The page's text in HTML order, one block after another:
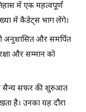
में एक महत्वपूर्ण
में कैडेट्स भाग लेंगे।
अनुशासित और समर्पित
और सम्मान को
सैन्य सफर की शुरुआत
है। उनका यह दौरा